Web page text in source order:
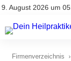
9. August 2026 um
Impressum
Natürliche
Heilpflanzen
Firmenverzeichnis ›